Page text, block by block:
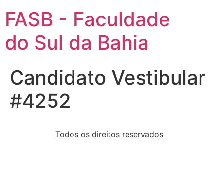
FASB - Faculdade
do Sul da Bahia
Candidato Vestibular
#4252
Todos os direitos reservados